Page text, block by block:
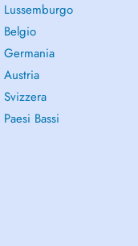
Lussemburgo
Belgio
Germania
Austria
Svizzera
Paesi Bassi